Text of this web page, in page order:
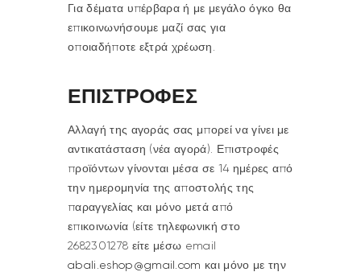
Για δέματα υπέρβαρα ή με μεγάλο όγκο θα
επικοινωνήσουμε μαζί σας για
οποιαδήποτε εξτρά χρέωση.
ΕΠΙΣΤΡΟΦΕΣ
Αλλαγή της αγοράς σας μπορεί να γίνει με
αντικατάσταση (νέα αγορά). Επιστροφές
προϊόντων γίνονται μέσα σε 14 ημέρες από
την ημερομηνία της αποστολής της
παραγγελίας και μόνο μετά από
επικοινωνία (είτε τηλεφωνική στο
2682301278 είτε μέσω email
abali eshop@gmail com και μόνο με την